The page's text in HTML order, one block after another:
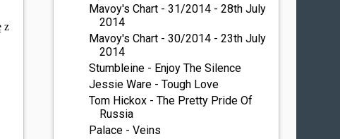
z
Mavoy's Chart - 31/2014 - 28th July
2014
Mavoy's Chart - 30/2014 - 23th July
2014
Stumbleine - Enjoy The Silence
Jessie Ware - Tough Love
Tom Hickox - The Pretty Pride Of
Russia
Palace - Veins